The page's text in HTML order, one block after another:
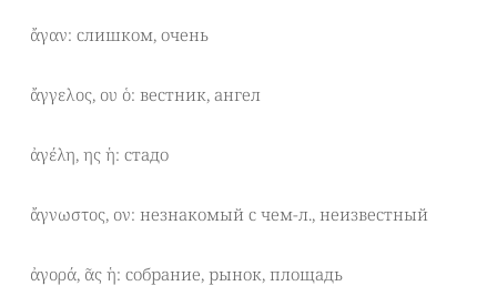
ἄγαν: слишком, очень
ἄγγελος, ου ὁ: вестник, ангел
ἀγέλη, ης ἡ: стадо
ἄγνωστος, ον: незнакомый с чем-л., неизвестный
ἀγορά, ᾶς ἡ: собрание, рынок, площадь